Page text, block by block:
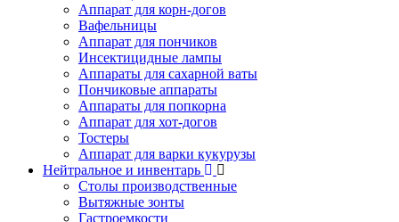
Аппарат для корн-догов
Вафельницы
Аппарат для пончиков
Инсектицидные лампы
Аппараты для сахарной ваты
Пончиковые аппараты
Аппараты для попкорна
Аппарат для хот-догов
Тостеры
Аппарат для варки кукурузы
Нейтральное и инвентарь
Столы производственные
Вытяжные зонты
Гастроемкости